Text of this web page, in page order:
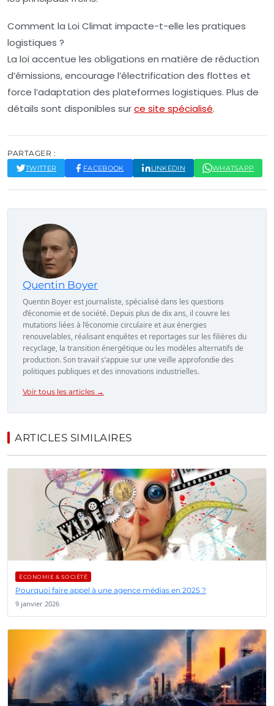
Comment la Loi Climat impacte-t-elle les pratiques
logistiques ?
La loi accentue les obligations en matière de réduction
d’émissions, encourage l’électrification des flottes et
force l’adaptation des plateformes logistiques. Plus de
détails sont disponibles surce site spécialisé.
PARTAGER :
TWITTER FACEBOOK LINKEDIN WHATSAPP
Quentin Boyer
Quentin Boyer est journaliste, spécialisé dans les questions
d’économie et de société. Depuis plus de dix ans, il couvre les
mutations liées à l’économie circulaire et aux énergies
renouvelables, réalisant enquêtes et reportages sur les filières du
recyclage, la transition énergétique ou les modèles alternatifs de
production. Son travail s’appuie sur une veille approfondie des
politiques publiques et des innovations industrielles.
Voir tous les articles →
ARTICLES SIMILAIRES
ÉCONOMIE & SOCIÉTÉ
Pourquoi faire appel à une agence médias en 2025 ?
9 janvier 2026